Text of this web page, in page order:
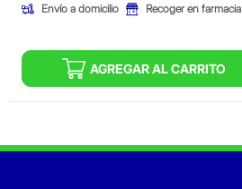
Envío a domicilio Recoger en farmacia
AGREGAR AL CARRITO